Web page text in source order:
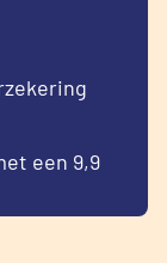
een 9,9